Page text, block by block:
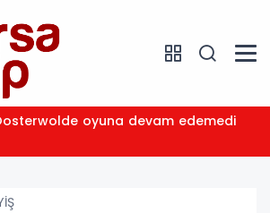
oyuna devam edemedi